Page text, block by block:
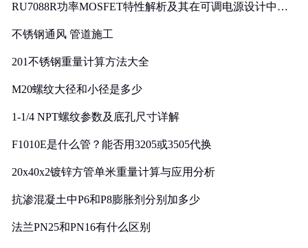
RU7088R功率MOSFET特性解析及其在可调电源设计中的
不锈钢通风 管道施工
201不锈钢重量计算方法大全
M20螺纹大径和小径是多少
1-1/4 NPT螺纹参数及底孔尺寸详解
F1010E是什么管？能否用3205或3505代换
20x40x2镀锌方管单米重量计算与应用分析
抗渗混凝土中P6和P8膨胀剂分别加多少
法兰PN25和PN16有什么区别